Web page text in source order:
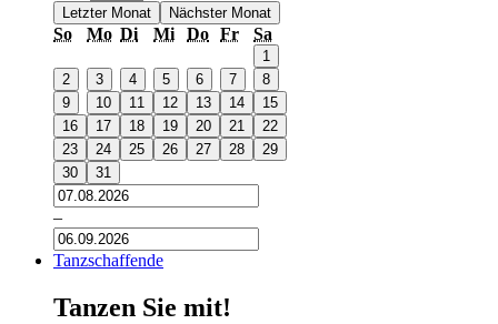
Letzter Monat Nächster Monat
So Mo Di Mi Do Fr Sa
1
2
3 4 5 6 7
8
9
10 11 12 13 14
15
16
17 18 19 20 21
22
23
24 25 26 27 28
29
30
31
–
Tanzschaffende
Tanzen Sie mit!